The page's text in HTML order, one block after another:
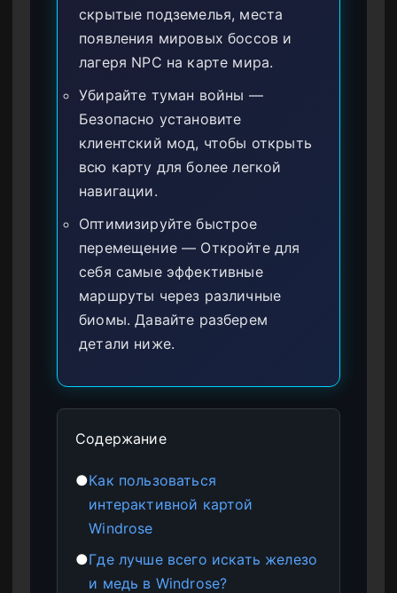
скрытые подземелья, места
появления мировых боссов и
лагеря NPC на карте мира.
Убирайте туман войны —
Безопасно установите
клиентский мод, чтобы открыть
всю карту для более легкой
навигации.
Оптимизируйте быстрое
перемещение — Откройте для
себя самые эффективные
маршруты через различные
биомы. Давайте разберем
детали ниже.
Содержание
●Как пользоваться
интерактивной картой
Windrose
●Где лучше всего искать железо
и медь в Windrose?